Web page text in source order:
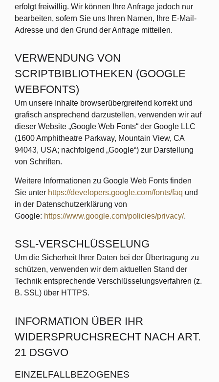
erfolgt freiwillig. Wir können Ihre Anfrage jedoch nur
bearbeiten, sofern Sie uns Ihren Namen, Ihre E-Mail-
Adresse und den Grund der Anfrage mitteilen.
VERWENDUNG VON
SCRIPTBIBLIOTHEKEN (GOOGLE
WEBFONTS)
Um unsere Inhalte browserübergreifend korrekt und
grafisch ansprechend darzustellen, verwenden wir auf
dieser Website „Google Web Fonts“ der Google LLC
(1600 Amphitheatre Parkway, Mountain View, CA
94043, USA; nachfolgend „Google“) zur Darstellung
von Schriften.
Weitere Informationen zu Google Web Fonts finden
Sie unter https://developers.google.com/fonts/faq und
in der Datenschutzerklärung von
Google: https://www.google.com/policies/privacy/.
SSL-VERSCHLÜSSELUNG
Um die Sicherheit Ihrer Daten bei der Übertragung zu
schützen, verwenden wir dem aktuellen Stand der
Technik entsprechende Verschlüsselungsverfahren (z.
B. SSL) über HTTPS.
INFORMATION ÜBER IHR
WIDERSPRUCHSRECHT NACH ART.
21 DSGVO
EINZELFALLBEZOGENES